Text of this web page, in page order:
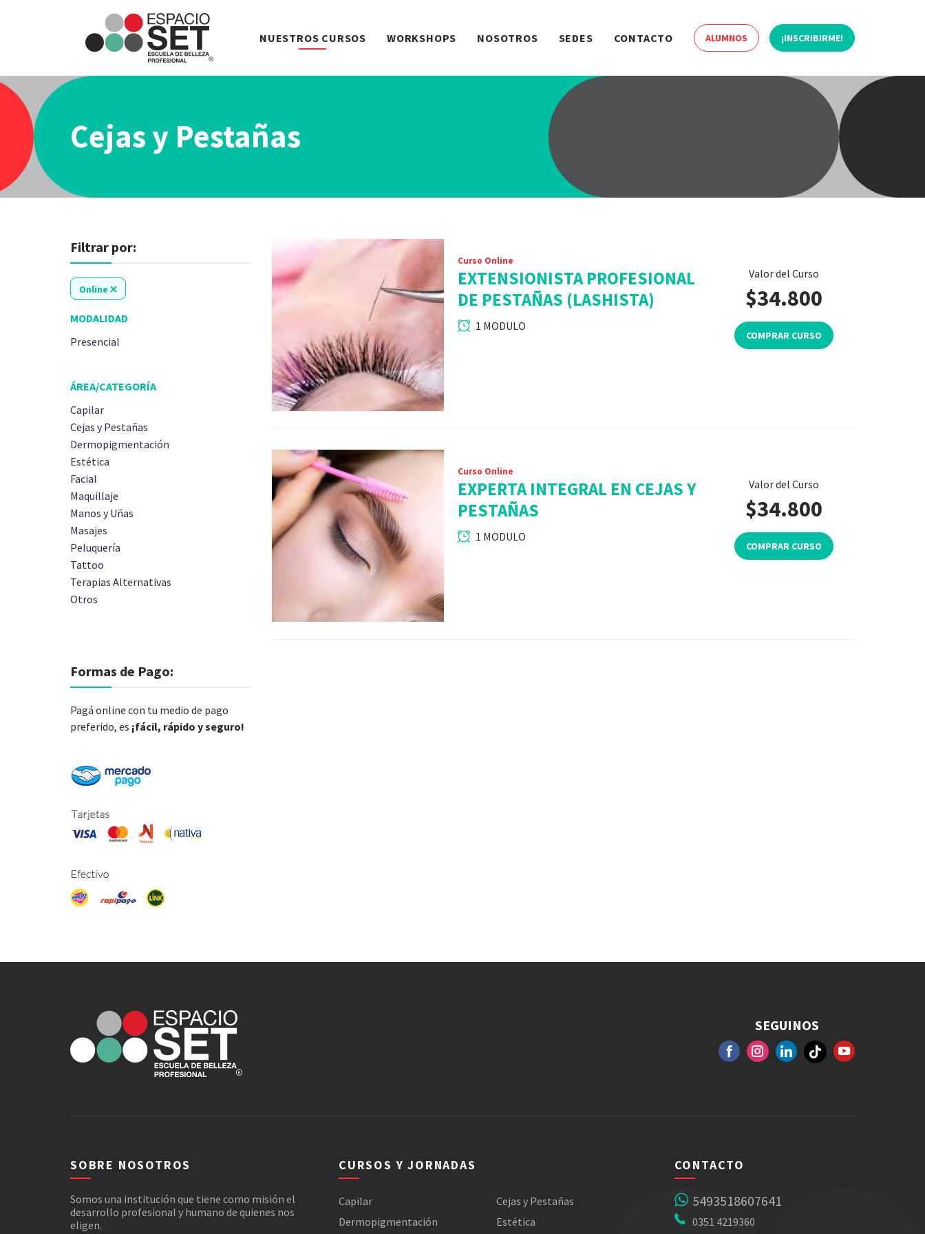
Espacio
NUESTROS CURSOS WORKSHOPS NOSOTROS SEDES CONTACTO ALUMNOS ¡INSCRIBIRME!
Cejas y Pestañas
Filtrar por:
Online
MODALIDAD
Presencial
ÁREA/CATEGORÍA
Capilar
Cejas y Pestañas
Dermopigmentación
Estética
Facial
Maquillaje
Manos y Uñas
Masajes
Peluquería
Tattoo
Terapias Alternativas
Otros
Formas de Pago:
Pagá online con tu medio de pago
preferido, es ¡fácil, rápido y seguro!
Curso Online
EXTENSIONISTA PROFESIONAL
DE PESTAÑAS (LASHISTA)
1 MODULO
Valor del Curso
$34.800
COMPRAR CURSO
Curso Online
EXPERTA INTEGRAL EN CEJAS Y
PESTAÑAS
1 MODULO
Valor del Curso
$34.800
COMPRAR CURSO
SEGUINOS
FACEBOOKGOOGLE+INSTAGRAM YOUTUBE
SOBRE NOSOTROS
Somos una institución que tiene como misión el
desarrollo profesional y humano de quienes nos
eligen.
CURSOS Y JORNADAS
Capilar
Cejas y Pestañas
Dermopigmentación
Estética
CONTACTO
5493518607641
0351 4219360